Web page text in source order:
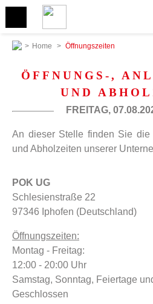
> Home > Öffnungszeiten
ÖFFNUNGS-,
UND
FREITAG,
An dieser Stelle finden Sie die
und Abholzeiten unserer
POK UG
Schlesienstraße 22
97346 Iphofen (Deutschland)
Öffnungszeiten:
Montag - Freitag:
12:00 - 20:00 Uhr
Samstag, Sonntag, Feiertage
Geschlossen